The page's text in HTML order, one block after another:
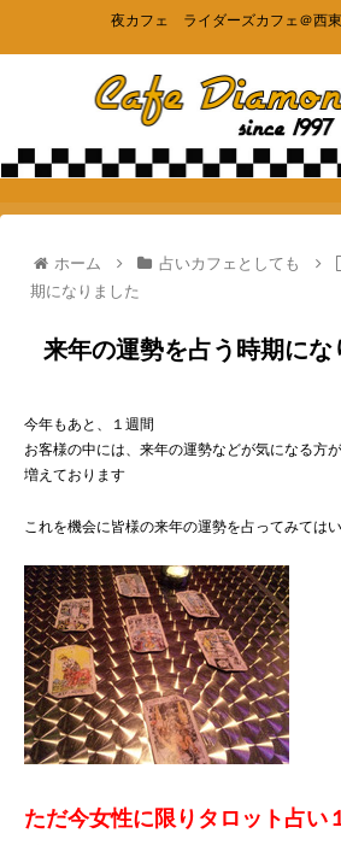
夜カフェ ライダーズカフェ＠西
ホーム 占いカフェとしても
期になりました
来年の運勢を占う時期にな
今年もあと、１週間
お客様の中には、来年の運勢などが気になる方
増えております
これを機会に皆様の来年の運勢を占ってみては
ただ今女性に限りタロット占い